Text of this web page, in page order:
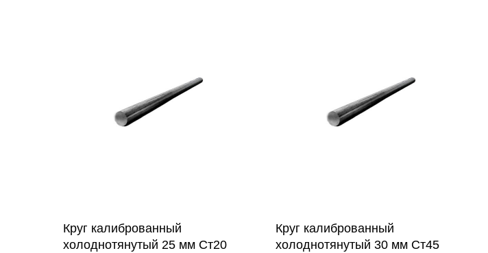
Круг калиброванный
холоднотянутый 25 мм Ст20
Круг калиброванный
холоднотянутый 30 мм Ст45